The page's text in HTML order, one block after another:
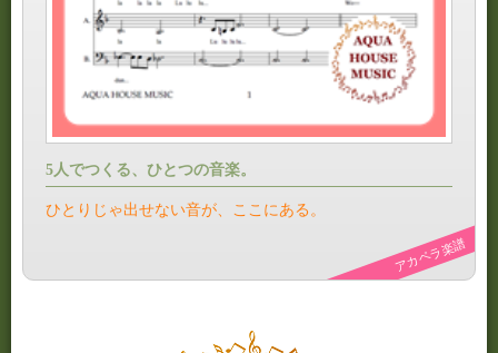
5人でつくる、ひとつの音楽。
ひとりじゃ出せない音が、ここにある。
アカペラ楽譜